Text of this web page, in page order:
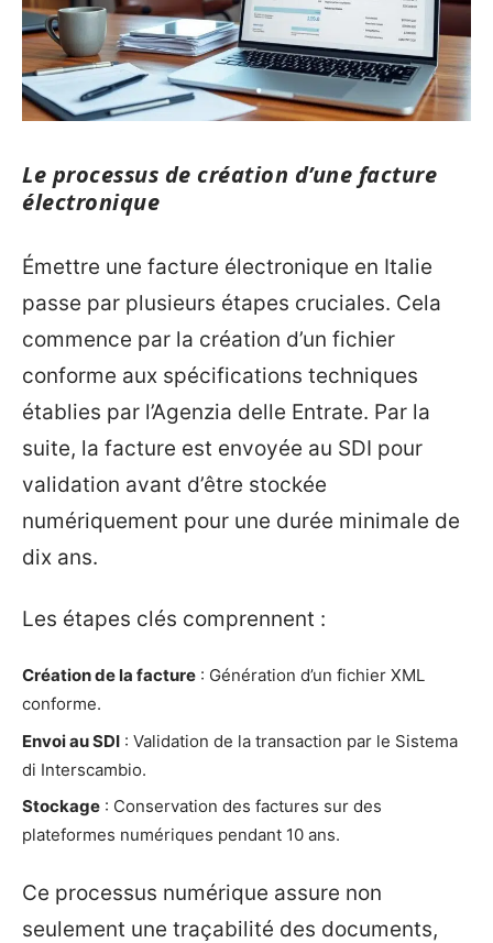
Le processus de création d’une facture
électronique
Émettre une facture électronique en Italie
passe par plusieurs étapes cruciales. Cela
commence par la création d’un fichier
conforme aux spécifications techniques
établies par l’Agenzia delle Entrate. Par la
suite, la facture est envoyée au SDI pour
validation avant d’être stockée
numériquement pour une durée minimale de
dix ans.
Les étapes clés comprennent :
Création de la facture : Génération d’un fichier XML
conforme.
Envoi au SDI : Validation de la transaction par le Sistema
di Interscambio.
Stockage : Conservation des factures sur des
plateformes numériques pendant 10 ans.
Ce processus numérique assure non
seulement une traçabilité des documents,